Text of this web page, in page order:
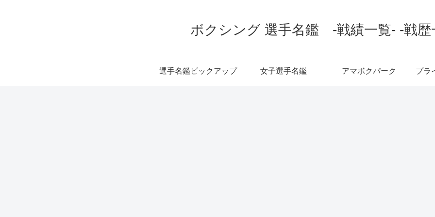
ボクシング 選手名鑑 -戦績一覧- -戦歴
選手名鑑ピックアップ 女子選手名鑑 アマボクパーク プラ